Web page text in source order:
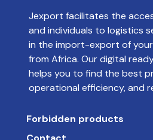
Jexport facilitates the
and individuals to logistics
in the import-export of
from Africa. Our digital
helps you to find the best
operational efficiency, and
Forbidden products